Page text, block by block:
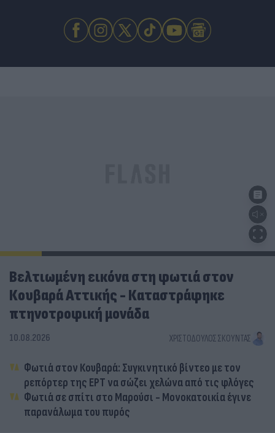
Βελτιωμένη εικόνα στη φωτιά στον
Κουβαρά Αττικής - Καταστράφηκε
πτηνοτροφική μονάδα
10.08.2026 ΧΡΙΣΤΌΔΟΥΛΟΣ ΣΚΟΎΝΤΑΣ
Φωτιά στον Κουβαρά: Συγκινητικό βίντεο με τον
ρεπόρτερ της ΕΡΤ να σώζει χελώνα από τις φλόγες
Φωτιά σε σπίτι στο Μαρούσι - Μονοκατοικία έγινε
παρανάλωμα του πυρός